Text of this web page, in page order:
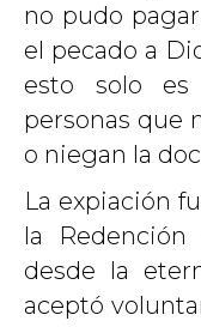
no pudo
el pecado a
esto solo es
personas que
o niegan la
La expiación
la
desde la
aceptó